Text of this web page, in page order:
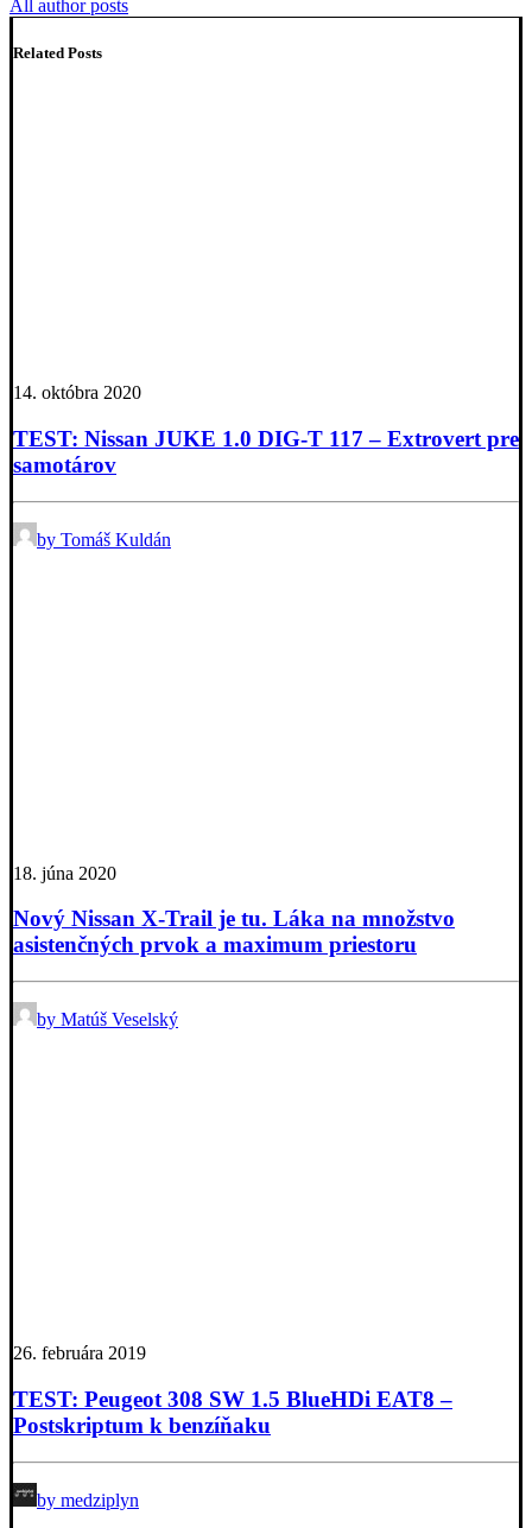
All author posts
Related Posts
14. októbra 2020
TEST: Nissan JUKE 1.0 DIG-T 117 – Extrovert pre
samotárov
by Tomáš Kuldán
18. júna 2020
Nový Nissan X-Trail je tu. Láka na množstvo
asistenčných prvok a maximum priestoru
by Matúš Veselský
26. februára 2019
TEST: Peugeot 308 SW 1.5 BlueHDi EAT8 –
Postskriptum k benzíňaku
by medziplyn